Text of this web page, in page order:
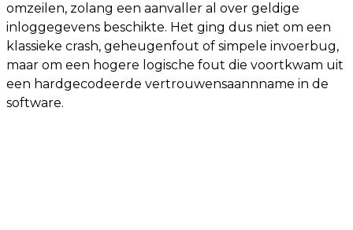
omzeilen, zolang een aanvaller al over geldige
inloggegevens beschikte. Het ging dus niet om een
klassieke crash, geheugenfout of simpele invoerbug,
maar om een hogere logische fout die voortkwam uit
een hardgecodeerde vertrouwensaannname in de
software.